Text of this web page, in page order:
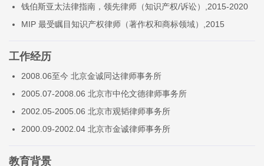
钱伯斯亚太法律指南，领先律师（知识产权/诉讼）,2015-2020
MIP 最受瞩目知识产权律师（著作权和商标领域）,2015
工作经历
2008.06至今 北京金诚同达律师事务所
2005.07-2008.06 北京市中伦文德律师事务所
2002.05-2005.06 北京市观韬律师事务所
2000.09-2002.04 北京市金诚律师事务所
教育背景